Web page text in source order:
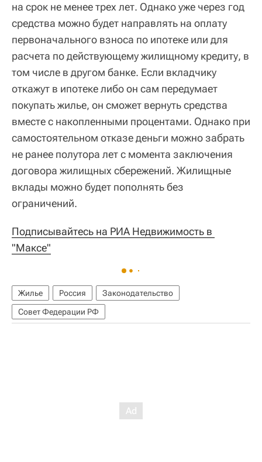
на срок не менее трех лет. Однако уже через год
средства можно будет направлять на оплату
первоначального взноса по ипотеке или для
расчета по действующему жилищному кредиту, в
том числе в другом банке. Если вкладчику
откажут в ипотеке либо он сам передумает
покупать жилье, он сможет вернуть средства
вместе с накопленными процентами. Однако при
самостоятельном отказе деньги можно забрать
не ранее полутора лет с момента заключения
договора жилищных сбережений. Жилищные
вклады можно будет пополнять без
ограничений.
Подписывайтесь на РИА Недвижимость в
"Максе"
Жилье Россия
Законодательство
Совет Федерации РФ